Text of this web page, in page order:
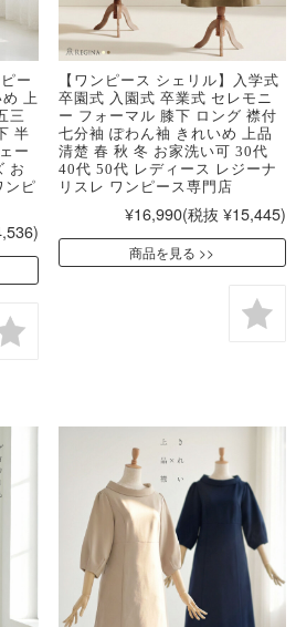
ー
上
三
半
ー
お
ンピ
【ワンピース シェリル】入学式
卒園式 入園式 卒業式 セレモニ
ー フォーマル 膝下 ロング 襟付
七分袖 ぽわん袖 きれいめ 上品
清楚 春 秋 冬 お家洗い可 30代
40代 50代 レディース レジーナ
リスレ ワンピース専門店
¥16,990(税抜 ¥15,445)
商品を見る